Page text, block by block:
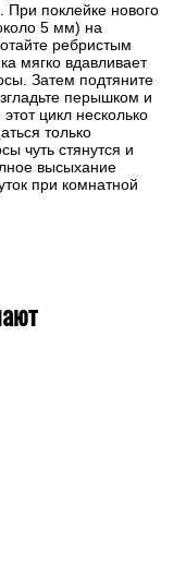
поклейке нового
5 мм) на
ребристым
мягко вдавливает
Затем подтяните
перышком и
цикл несколько
только
чуть стянутся и
высыхание
при комнатной